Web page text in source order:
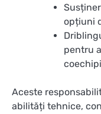
opțiuni
pentru
Aceste
abilități tehnice,